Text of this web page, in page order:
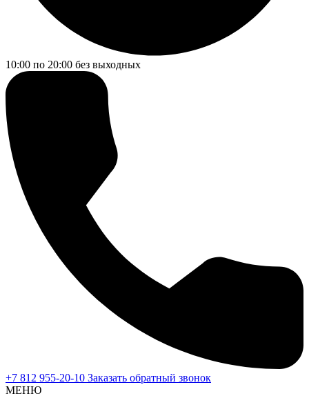
10:00 по 20:00 без выходных
+7 812 955-20-10 Заказать обратный звонок
МЕНЮ